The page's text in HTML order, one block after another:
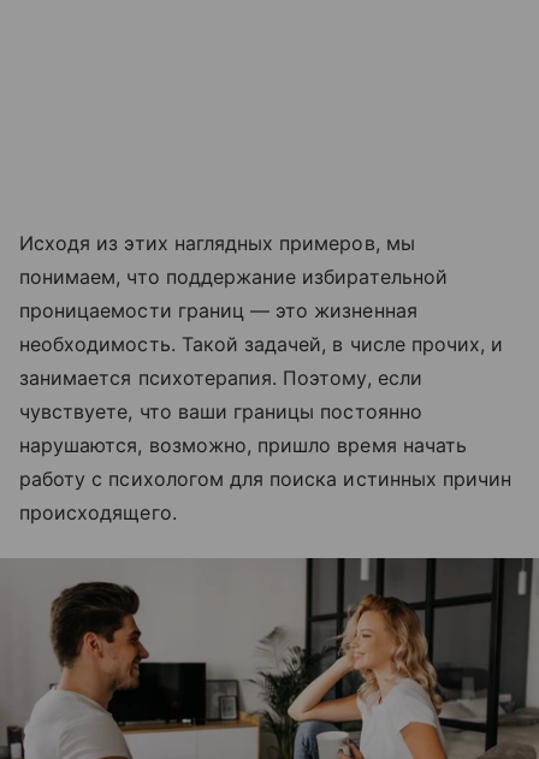
Исходя из этих наглядных примеров, мы
понимаем, что поддержание избирательной
проницаемости границ — это жизненная
необходимость. Такой задачей, в числе прочих, и
занимается психотерапия. Поэтому, если
чувствуете, что ваши границы постоянно
нарушаются, возможно, пришло время начать
работу с психологом для поиска истинных причин
происходящего.